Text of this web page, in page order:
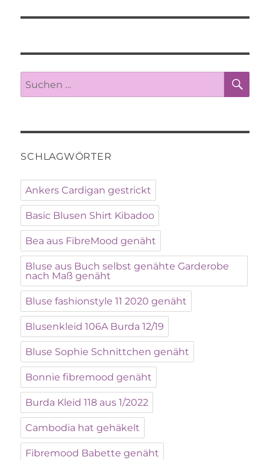
Suche
nach:
SCHLAGWÖRTER
Ankers Cardigan gestrickt
Basic Blusen Shirt Kibadoo
Bea aus FibreMood genäht
Bluse aus Buch selbst genähte Garderobe
nach Maß genäht
Bluse fashionstyle 11 2020 genäht
Blusenkleid 106A Burda 12/19
Bluse Sophie Schnittchen genäht
Bonnie fibremood genäht
Burda Kleid 118 aus 1/2022
Cambodia hat gehäkelt
Fibremood Babette genäht